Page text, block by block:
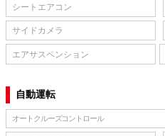
シートエアコン
サイドカメラ
エアサスペンション
自動運転
オートクルーズコントロール